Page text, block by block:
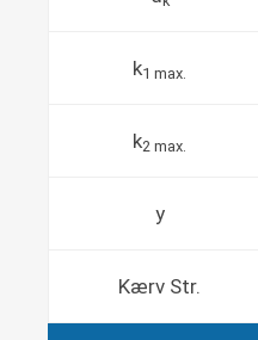
k1 max.
k2 max.
y
Kærv Str.